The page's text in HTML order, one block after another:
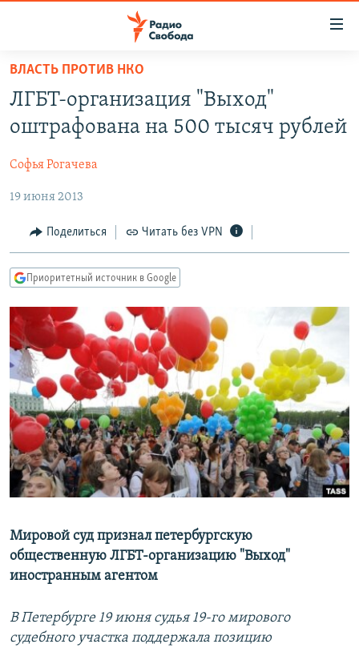
упрощенного
доступа
основному
Вернутся
главной
навигации
Вернутся
поиску
ПОДКАСТЫ
АВТОРСКИЕ ПРОЕКТЫ
ЦИТАТЫ СВОБОДЫ
МНЕНИЯ
КУЛЬТУРА
IDEL.РЕАЛИИ
КАВКАЗ.РЕАЛИИ
СЕВЕР.РЕАЛИИ
СИБИРЬ.РЕАЛИИ
РАСПИСАНИЕ ВЕЩАНИЯ
ПОДПИШИТЕСЬ НА РАССЫЛКУ
СОЦИАЛЬНЫЕ СЕТИ
Все сайты РСЕ/РС
ВЛАСТЬ ПРОТИВ НКО
ЛГБТ-организация "Выход"
оштрафована на 500 тысяч рублей
Софья Рогачева
19 июня 2013
Поделиться Читать без VPN
Приоритетный источник в Google
Мировой суд признал петербургскую
общественную ЛГБТ-организацию "Выход"
иностранным агентом
В Петербурге 19 июня судья 19-го мирового
судебного участка поддержала позицию